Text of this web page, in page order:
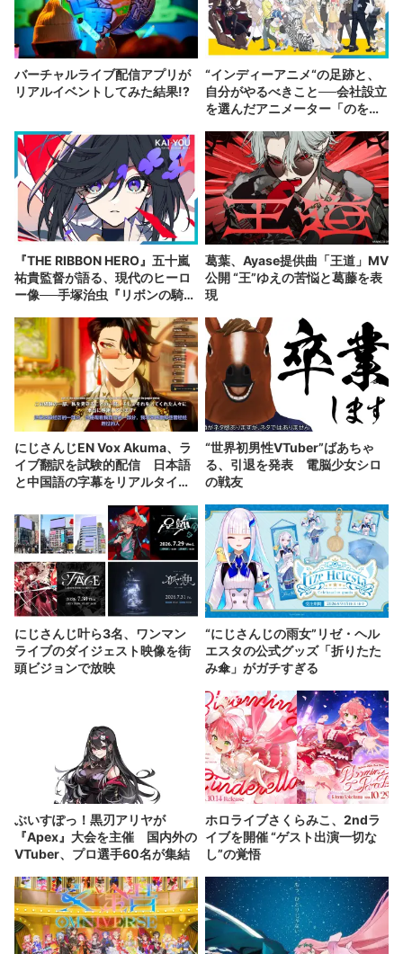
バーチャルライブ配信アプリが
リアルイベントしてみた結果!?
“インディーアニメ“の足跡と、
自分がやるべきこと──会社設立
を選んだアニメーター「のを
『THE RIBBON HERO』五十嵐
祐貴監督が語る、現代のヒーロ
ー像──手塚治虫『リボンの騎
葛葉、Ayase提供曲「王道」MV
公開 “王”ゆえの苦悩と葛藤を表
現
にじさんじEN Vox Akuma、ラ
イブ翻訳を試験的配信 日本語
と中国語の字幕をリアルタイム
“世界初男性VTuber”ばあちゃ
る、引退を発表 電脳少女シロ
の戦友
にじさんじ叶ら3名、ワンマン
ライブのダイジェスト映像を街
頭ビジョンで放映
“にじさんじの雨女”リゼ・ヘル
エスタの公式グッズ「折りたた
み傘」がガチすぎる
ぶいすぽっ！黒刃アリヤが
『Apex』大会を主催 国内外の
VTuber、プロ選手60名が集結
ホロライブさくらみこ、2ndラ
イブを開催 “ゲスト出演一切な
し”の覚悟